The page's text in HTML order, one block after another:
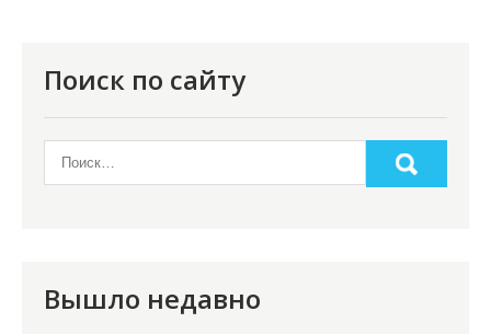
Поиск по сайту
Вышло недавно